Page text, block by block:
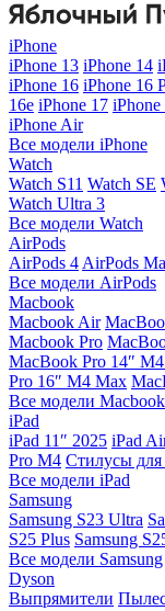
iPhone
iPhone 13 iPhone 14
iPhone 16 iPhone 16
16e iPhone 17 iPhone
iPhone Air
Все модели iPhone
Watch
Watch S11 Watch SE
Watch Ultra 3
Все модели Watch
AirPods
AirPods 4 AirPods
Все модели AirPods
Macbook
Macbook Air
Macbook Pro
MacBook Pro 14″
Pro 16″ M4 Max
Все модели Macbook
iPad
iPad 11″ 2025 iPad
Pro M4 Стилусы для
Все модели iPad
Samsung
Samsung S23 Ultra
S25 Plus Samsung
Все модели Samsung
Dyson
Выпрямители